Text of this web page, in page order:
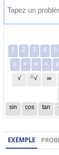
Tapez un problè
1 2 3 4 5
u
v w x y
√ ◻√ ∞
sin cos tan
EXEMPLE